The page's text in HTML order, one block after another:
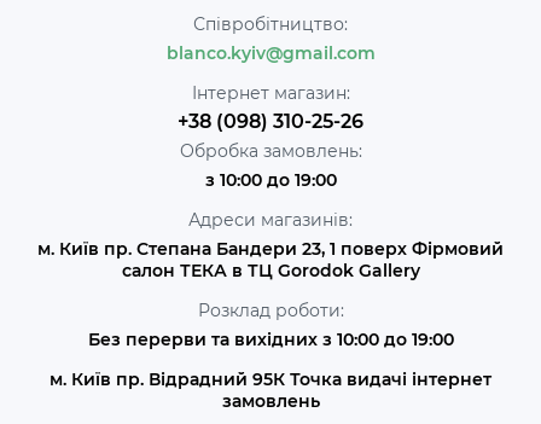
Співробітництво:
blanco.kyiv@gmail.com
Інтернет магазин:
+38 (098) 310-25-26
Обробка замовлень:
з 10:00 до 19:00
Адреси магазинів:
м. Київ пр. Степана Бандери 23, 1 поверх Фірмовий
салон ТЕКА в ТЦ Gorodok Gallery
Розклад роботи:
Без перерви та вихідних з 10:00 до 19:00
м. Київ пр. Відрадний 95К Точка видачі інтернет
замовлень